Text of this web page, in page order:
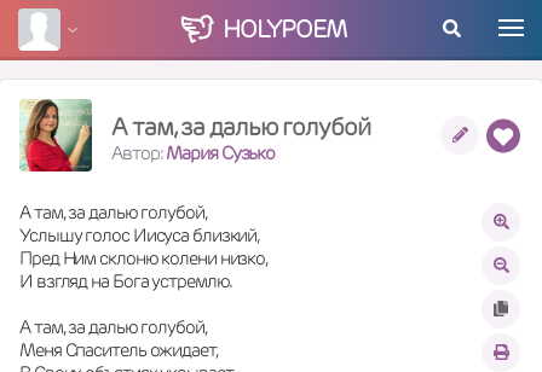
HOLYPOEM
А там, за далью голубой
Автор:Мария Сузько
А там, за далью голубой,
Услышу голос Иисуса близкий,
Пред Ним склоню колени низко,
И взгляд на Бога устремлю.
А там, за далью голубой,
Меня Спаситель ожидает,